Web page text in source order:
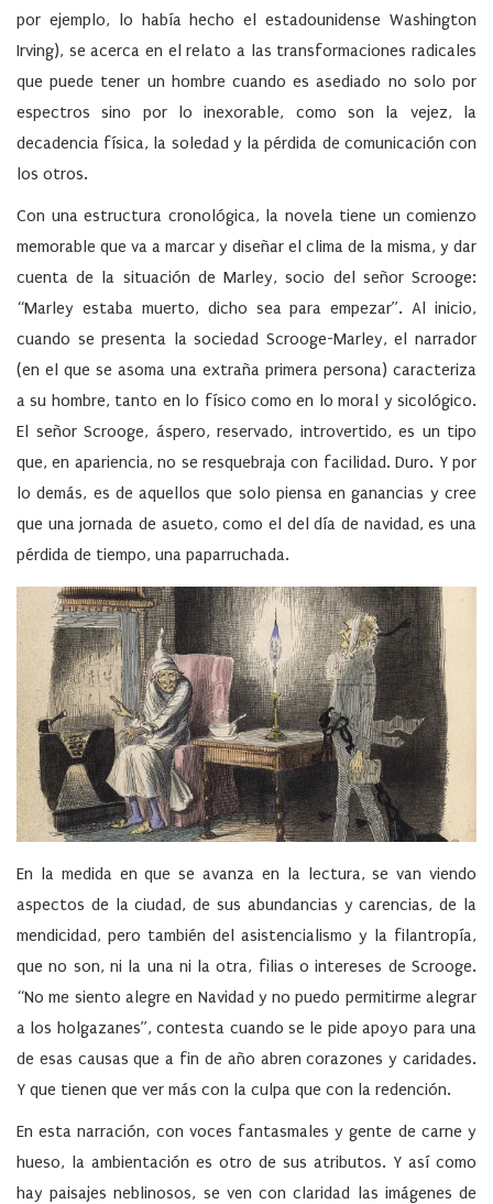
por ejemplo, lo había hecho el estadounidense Washington
Irving), se acerca en el relato a las transformaciones radicales
que puede tener un hombre cuando es asediado no solo por
espectros sino por lo inexorable, como son la vejez, la
decadencia física, la soledad y la pérdida de comunicación con
los otros.
Con una estructura cronológica, la novela tiene un comienzo
memorable que va a marcar y diseñar el clima de la misma, y dar
cuenta de la situación de Marley, socio del señor Scrooge:
“Marley estaba muerto, dicho sea para empezar”. Al inicio,
cuando se presenta la sociedad Scrooge-Marley, el narrador
(en el que se asoma una extraña primera persona) caracteriza
a su hombre, tanto en lo físico como en lo moral y sicológico.
El señor Scrooge, áspero, reservado, introvertido, es un tipo
que, en apariencia, no se resquebraja con facilidad. Duro. Y por
lo demás, es de aquellos que solo piensa en ganancias y cree
que una jornada de asueto, como el del día de navidad, es una
pérdida de tiempo, una paparruchada.
En la medida en que se avanza en la lectura, se van viendo
aspectos de la ciudad, de sus abundancias y carencias, de la
mendicidad, pero también del asistencialismo y la filantropía,
que no son, ni la una ni la otra, filias o intereses de Scrooge.
“No me siento alegre en Navidad y no puedo permitirme alegrar
a los holgazanes”, contesta cuando se le pide apoyo para una
de esas causas que a fin de año abren corazones y caridades.
Y que tienen que ver más con la culpa que con la redención.
En esta narración, con voces fantasmales y gente de carne y
hueso, la ambientación es otro de sus atributos. Y así como
hay paisajes neblinosos, se ven con claridad las imágenes de